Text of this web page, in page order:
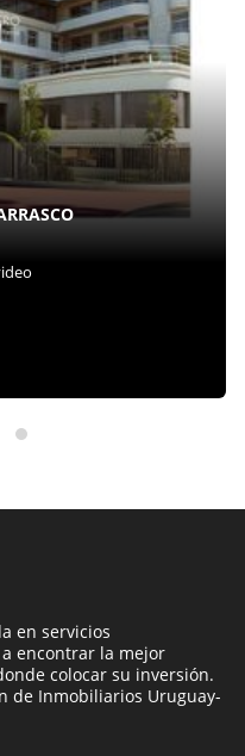
en servicios
encontrar la mejor
colocar su inversión.
de Inmobiliarios Uruguay-